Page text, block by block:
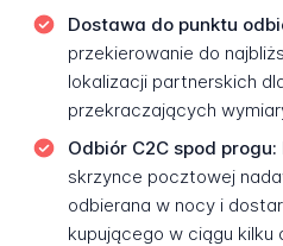
Dostawa do punktu
przekierowanie do
lokalizacji partnerskich
przekraczających
Odbiór C2C spod progu:
skrzynce pocztowej
odbierana w nocy i
kupującego w ciągu kilku